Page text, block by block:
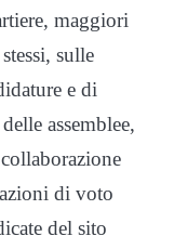
maggiori
sulle
e di
assemblee,
di voto
del sito